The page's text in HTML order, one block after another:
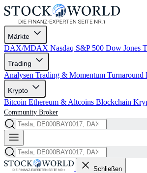
Märkte
DAX/MDAX Nasdaq S&P 500 Dow Jones
Trading
Analysen Trading & Momentum Turnaround
Krypto
Bitcoin Ethereum & Altcoins Blockchain
Community Broker
Schließen